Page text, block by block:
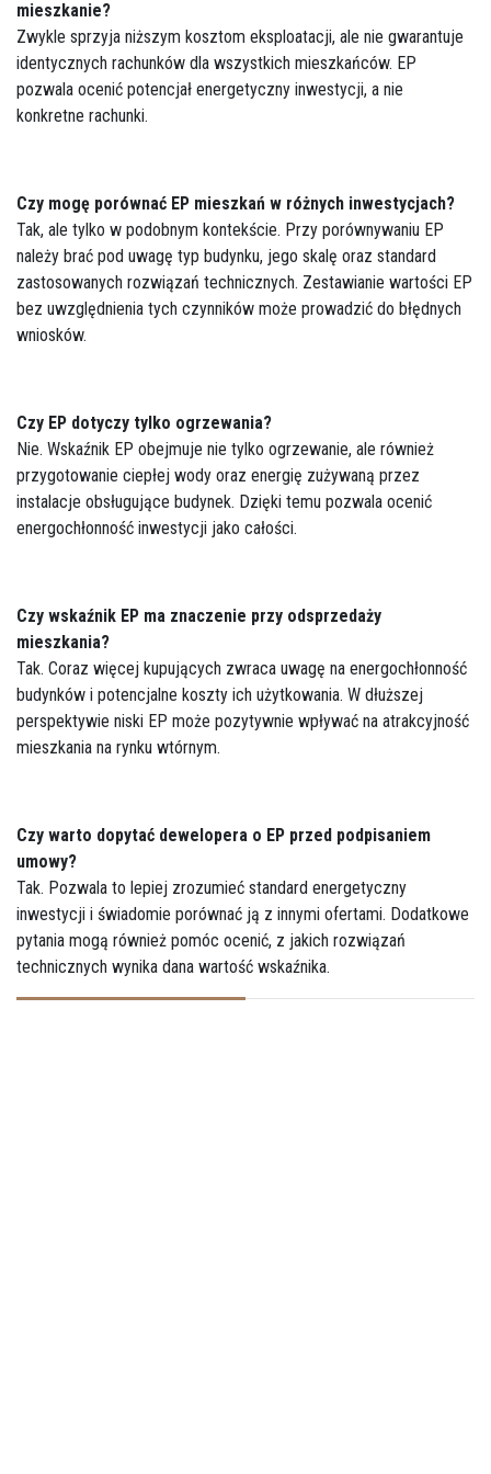
mieszkanie?
Zwykle sprzyja niższym kosztom eksploatacji, ale nie gwarantuje
identycznych rachunków dla wszystkich mieszkańców. EP
pozwala ocenić potencjał energetyczny inwestycji, a nie
konkretne rachunki.
Czy mogę porównać EP mieszkań w różnych inwestycjach?
Tak, ale tylko w podobnym kontekście. Przy porównywaniu EP
należy brać pod uwagę typ budynku, jego skalę oraz standard
zastosowanych rozwiązań technicznych. Zestawianie wartości EP
bez uwzględnienia tych czynników może prowadzić do błędnych
wniosków.
Czy EP dotyczy tylko ogrzewania?
Nie. Wskaźnik EP obejmuje nie tylko ogrzewanie, ale również
przygotowanie ciepłej wody oraz energię zużywaną przez
instalacje obsługujące budynek. Dzięki temu pozwala ocenić
energochłonność inwestycji jako całości.
Czy wskaźnik EP ma znaczenie przy odsprzedaży
mieszkania?
Tak. Coraz więcej kupujących zwraca uwagę na energochłonność
budynków i potencjalne koszty ich użytkowania. W dłuższej
perspektywie niski EP może pozytywnie wpływać na atrakcyjność
mieszkania na rynku wtórnym.
Czy warto dopytać dewelopera o EP przed podpisaniem
umowy?
Tak. Pozwala to lepiej zrozumieć standard energetyczny
inwestycji i świadomie porównać ją z innymi ofertami. Dodatkowe
pytania mogą również pomóc ocenić, z jakich rozwiązań
technicznych wynika dana wartość wskaźnika.